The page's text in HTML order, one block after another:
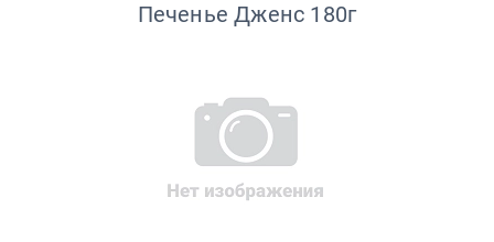
Печенье Дженс 180г